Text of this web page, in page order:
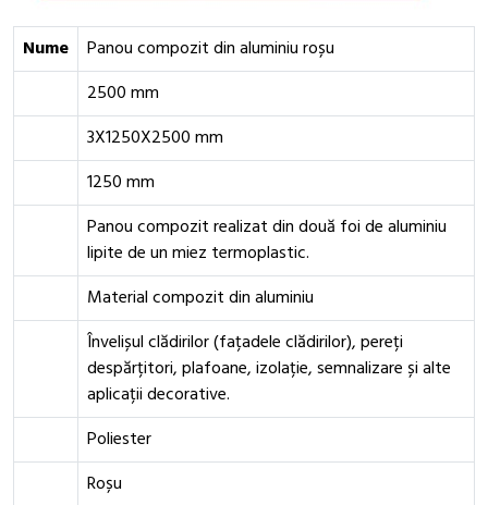
Nume
Panou compozit din aluminiu roșu
2500 mm
3X1250X2500 mm
1250 mm
Panou compozit realizat din două foi de aluminiu
lipite de un miez termoplastic.
Material compozit din aluminiu
Învelișul clădirilor (fațadele clădirilor), pereți
despărțitori, plafoane, izolație, semnalizare și alte
aplicații decorative.
Poliester
Roșu